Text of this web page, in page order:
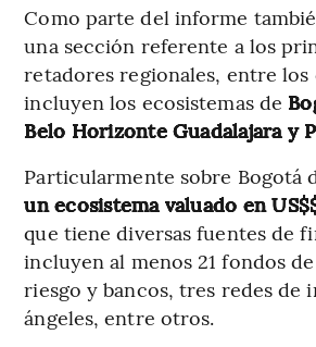
Como parte del informe
una sección referente a los
retadores regionales, entre los
incluyen los ecosistemas de
Belo Horizonte Guadalajara y
Particularmente sobre Bogotá
un ecosistema valuado en
que tiene diversas fuentes de
incluyen al menos 21 fondos
riesgo y bancos, tres redes de
ángeles, entre otros.